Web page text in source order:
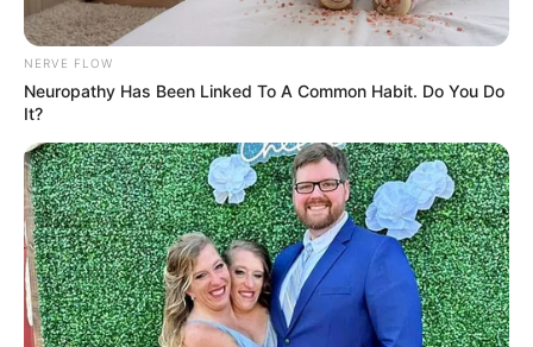
ΣΠΑΜΕ ΤΟ ΜΑΤΡΙΞ – ΤΟ ΒΙΒΛΙΟ
NERVE FLOW
Neuropathy Has Been Linked To A Common Habit. Do You Do
It?